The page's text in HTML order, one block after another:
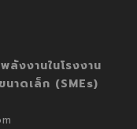
ลังงานในโรงงาน
าดเล็ก (SMEs)